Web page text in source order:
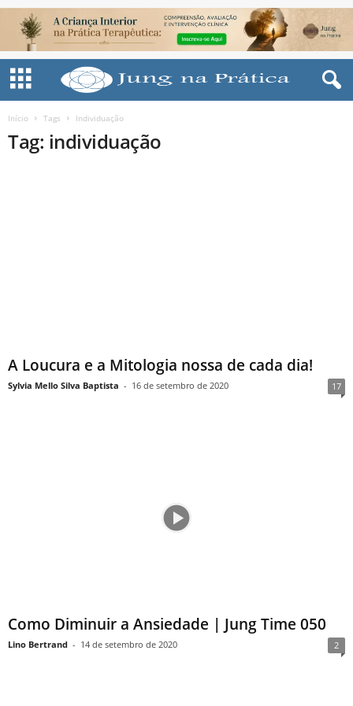
Início Tags Individuação
Tag: individuação
A Loucura e a Mitologia nossa de cada dia!
Sylvia Mello Silva Baptista - 16 de setembro de 2020 17
Como Diminuir a Ansiedade | Jung Time 050
Lino Bertrand - 14 de setembro de 2020 2